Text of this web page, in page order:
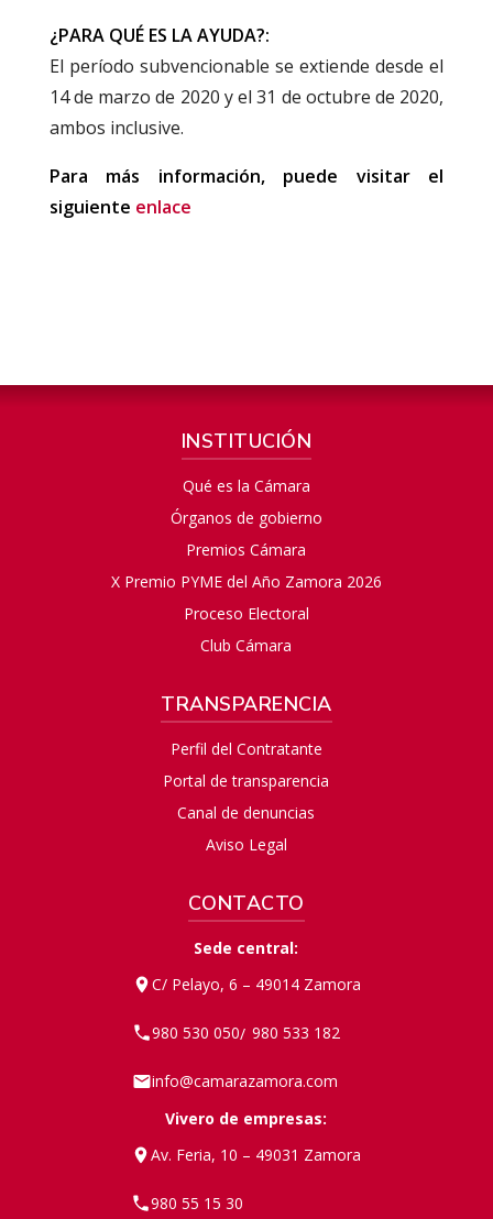
¿PARA QUÉ ES LA AYUDA?:
El período subvencionable se extiende desde el
14 de marzo de 2020 y el 31 de octubre de 2020,
ambos inclusive.
Para más información, puede visitar el
siguiente enlace
INSTITUCIÓN
Qué es la Cámara
Órganos de gobierno
Premios Cámara
X Premio PYME del Año Zamora 2026
Proceso Electoral
Club Cámara
TRANSPARENCIA
Perfil del Contratante
Portal de transparencia
Canal de denuncias
Aviso Legal
CONTACTO
Sede central:
C/ Pelayo, 6 – 49014 Zamora
980 530 050/ 980 533 182
info@camarazamora.com
Vivero de empresas:
Av. Feria, 10 – 49031 Zamora
980 55 15 30